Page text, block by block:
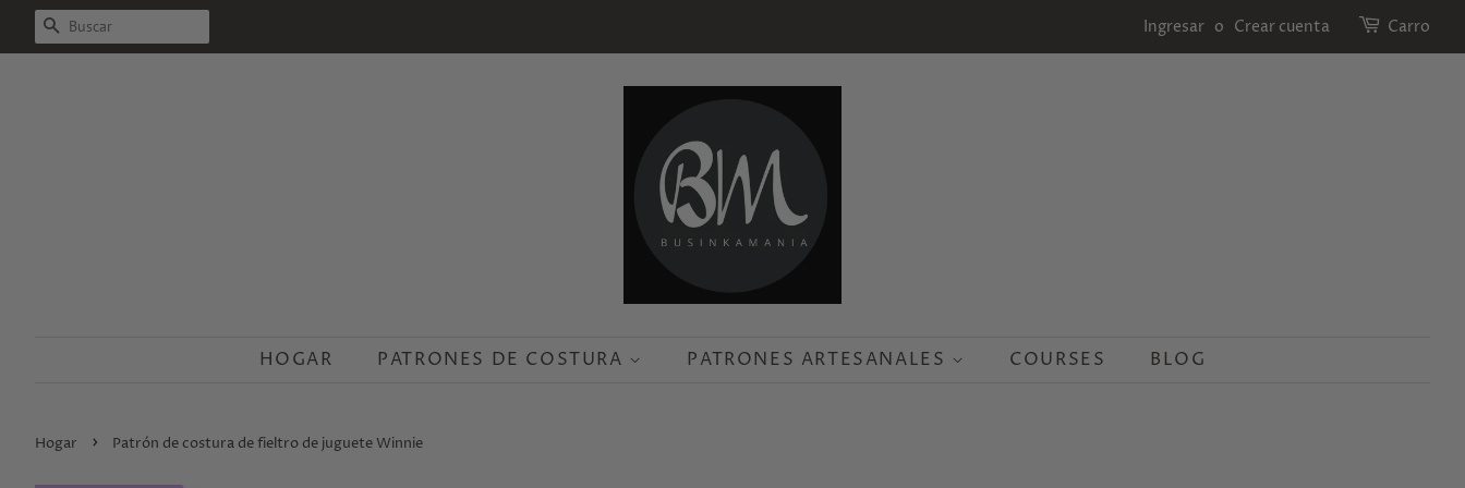
BUSCAR Ingresar o Crear cuenta Carro
HOGAR PATRONES DE COSTURA PATRONES ARTESANALES COURSES BLOG
Hogar › Patrón de costura de fieltro de juguete Winnie